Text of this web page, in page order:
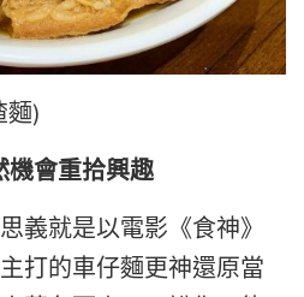
麵)
機會重拾興趣
義就是以電影《食神》
打的車仔麵更神還原當